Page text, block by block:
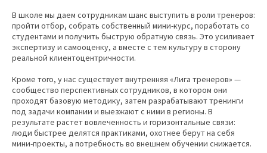
В школе мы даем сотрудникам шанс выступить в роли тренеров:
пройти отбор, собрать собственный мини-курс, поработать со
студентами и получить быструю обратную связь. Это усиливает
экспертизу и самооценку, а вместе с тем культуру в сторону
реальной клиентоцентричности.
Кроме того, у нас существует внутренняя «Лига тренеров» —
сообщество перспективных сотрудников, в котором они
проходят базовую методику, затем разрабатывают тренинги
под задачи компании и выезжают с ними в регионы. В
результате растет вовлеченность и горизонтальные связи:
люди быстрее делятся практиками, охотнее берут на себя
мини-проекты, а потребность во внешнем обучении снижается.